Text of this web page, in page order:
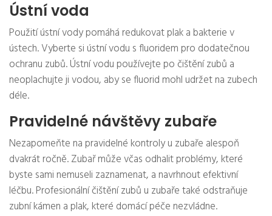
Ústní voda
Použití ústní vody pomáhá redukovat plak a bakterie v
ústech. Vyberte si ústní vodu s fluoridem pro dodatečnou
ochranu zubů. Ústní vodu používejte po čištění zubů a
neoplachujte ji vodou, aby se fluorid mohl udržet na zubech
déle.
Pravidelné návštěvy zubaře
Nezapomeňte na pravidelné kontroly u zubaře alespoň
dvakrát ročně. Zubař může včas odhalit problémy, které
byste sami nemuseli zaznamenat, a navrhnout efektivní
léčbu. Profesionální čištění zubů u zubaře také odstraňuje
zubní kámen a plak, které domácí péče nezvládne.